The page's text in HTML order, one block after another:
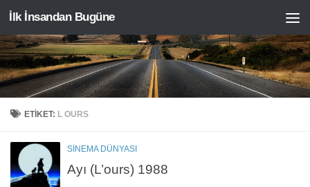
Skip to content
İlk İnsandan Bugüne
ETIKET: L OURS
SINEMA DÜNYASI
Ayı (L’ours) 1988